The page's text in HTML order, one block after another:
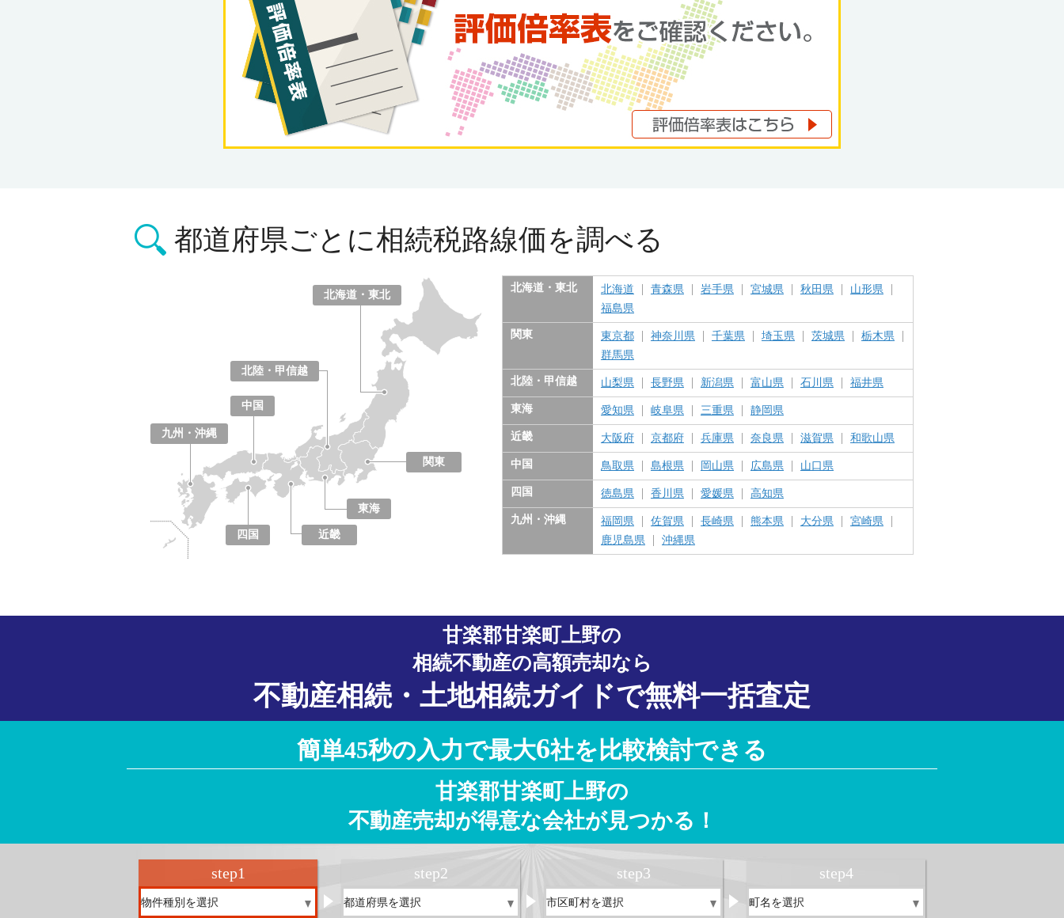
都道府県ごとに相続税路線価を調べる
北海道・東北
関東
北陸・甲信越
東海
愛知県
岐阜県
三重県
静岡県
近畿
中国
四国
九州・沖縄
北海道・東北 北海道 青森県 岩手県 宮城県 秋田県
山形県
福島県
関東 東京都 神奈川県 千葉県 埼玉県 茨城県
栃木県
群馬県
北陸・甲信越 山梨県 長野県 新潟県 富山県 石川県 福井県
東海 愛知県 岐阜県 三重県 静岡県
近畿 大阪府 京都府 兵庫県 奈良県 滋賀県 和歌山県
中国 鳥取県 島根県 岡山県 広島県 山口県
四国 徳島県 香川県 愛媛県 高知県
九州・沖縄 福岡県 佐賀県 長崎県 熊本県 大分県
宮崎県
鹿児島県
沖縄県
甘楽郡甘楽町上野の
相続不動産の高額売却なら
不動産相続・土地相続ガイドで無料一括査定
簡単45秒の入力で最大6社を比較検討できる
甘楽郡甘楽町上野の
不動産売却が得意な会社が見つかる！
step1 step2 step3 step4